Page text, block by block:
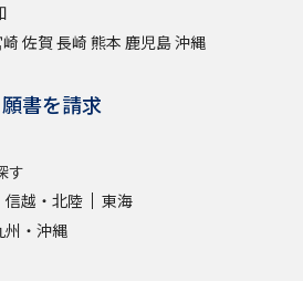
佐賀 長崎 熊本 鹿児島沖縄
書を請求
す
信越・北陸
東海
州・沖縄